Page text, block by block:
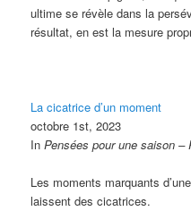
ultime se révèle dans la
résultat, en est la mesure
La cicatrice d’un moment
octobre 1st, 2023
InPensées pour une saison –
Les moments marquants
laissent des cicatrices.